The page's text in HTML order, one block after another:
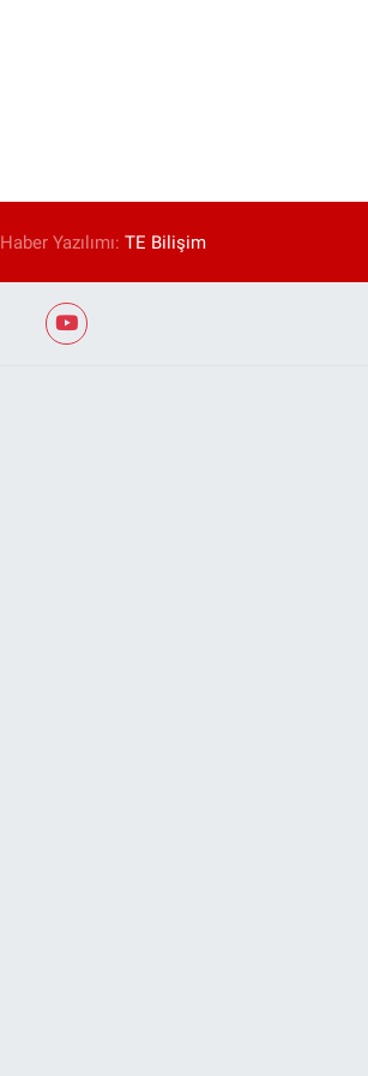
Haber Yazılımı:TE Bilişim